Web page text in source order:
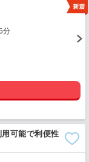
分
可能で利便性